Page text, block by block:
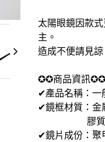
太陽眼鏡因款
主。
造成不便請見諒
✪✪商品資訊✪✪
✔產品名稱：一
✔鏡框材質：金
膠質成份
✔鏡片成份：聚